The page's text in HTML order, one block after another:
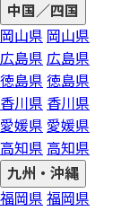
中国／四国
岡山県 岡山県
広島県 広島県
徳島県 徳島県
香川県 香川県
愛媛県 愛媛県
高知県 高知県
九州・沖縄
福岡県 福岡県